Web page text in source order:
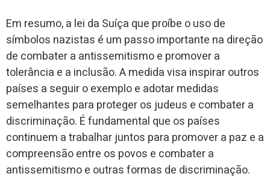
Em resumo, a lei da Suíça que proíbe o uso de
símbolos nazistas é um passo importante na direção
de combater a antissemitismo e promover a
tolerância e a inclusão. A medida visa inspirar outros
países a seguir o exemplo e adotar medidas
semelhantes para proteger os judeus e combater a
discriminação. É fundamental que os países
continuem a trabalhar juntos para promover a paz e a
compreensão entre os povos e combater a
antissemitismo e outras formas de discriminação.